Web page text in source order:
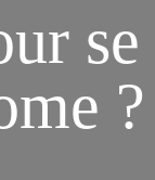
se